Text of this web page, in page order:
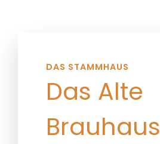
DAS STAMMHAUS
Das Alte
Brauhaus